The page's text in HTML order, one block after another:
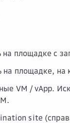
на площадке с
площадке, на
VM / vApp.
.
site